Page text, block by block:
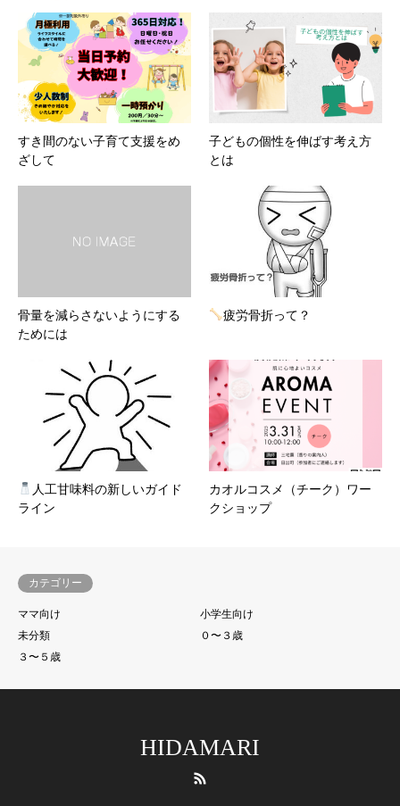
すき間のない子育て支援をめ
ざして
子どもの個性を伸ばす考え方
とは
骨量を減らさないようにする
ためには
疲労骨折って？
人工甘味料の新しいガイド
ライン
カオルコスメ（チーク）ワー
クショップ
カテゴリー
ママ向け
小学生向け
未分類
０〜３歳
３〜５歳
HIDAMARI